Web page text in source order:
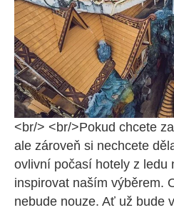
<br/> <br/>Pokud chcete
ale zároveň si nechcete
ovlivní počasí hotely z ledu
inspirovat naším výběrem.
nebude nouze. Ať už bude